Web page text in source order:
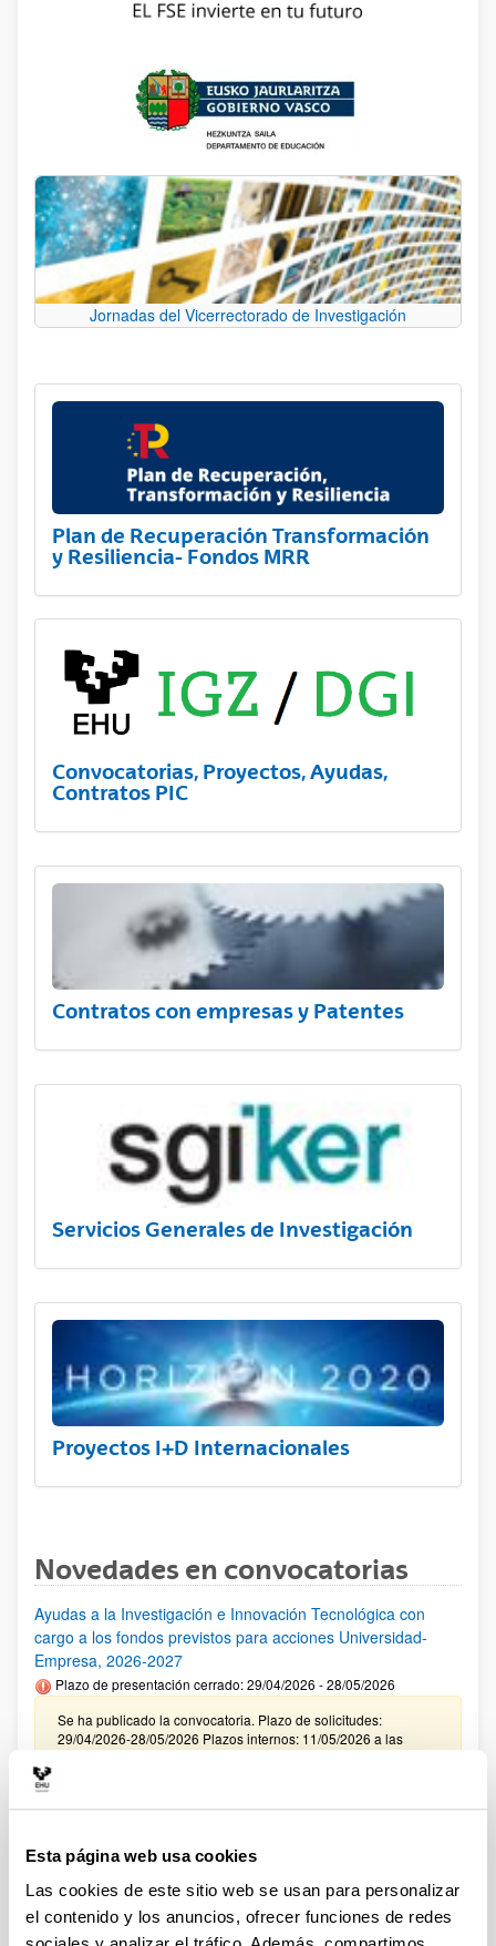
Esta página web usa cookies
Las cookies de este sitio web se usan para personalizar
el contenido y los anuncios, ofrecer funciones de redes
Jornadas del Vicerrectorado de Investigación
Plan de Recuperación Transformación
y Resiliencia- Fondos MRR
Convocatorias, Proyectos, Ayudas,
Contratos PIC
Contratos con empresas y Patentes
Servicios Generales de Investigación
Proyectos I+D Internacionales
Novedades en convocatorias
Ayudas a la Investigación e Innovación Tecnológica con
cargo a los fondos previstos para acciones Universidad-
Empresa, 2026-2027
Plazo de presentación cerrado: 29/04/2026 - 28/05/2026
Se ha publicado la convocatoria. Plazo de solicitudes:
29/04/2026-28/05/2026 Plazos internos: 11/05/2026 a las
CONVOCATORIA INCENTIVACIÓN PARA LA
"PROGRAMA ATRAE 2026"
Plazo de presentación cerrado: 23/04/2026 - 04/06/2026
Envío de la Expresión de Interés. Plazo interno 25 de mayo de
2026. Envío resto de documentación necesaria. Plazo interno